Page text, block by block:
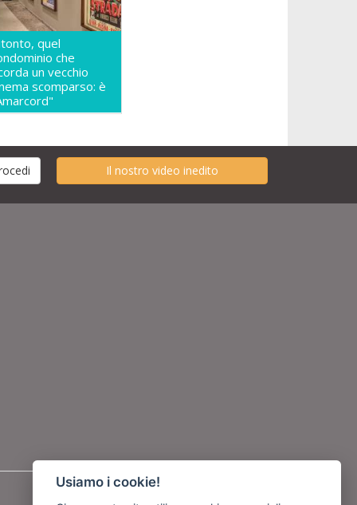
quel
che
un vecchio
scomparso: è
Il nostro video inedito
Seguici su
Usiamo i cookie!